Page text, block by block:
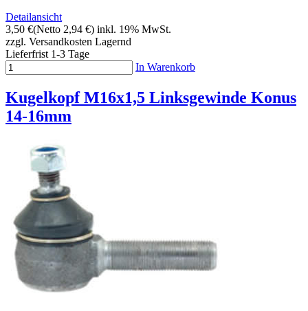
Detailansicht
3,50 €(Netto 2,94 €) inkl. 19% MwSt.
zzgl. Versandkosten Lagernd
Lieferfrist 1-3 Tage
In Warenkorb
Kugelkopf M16x1,5 Linksgewinde Konus
14-16mm